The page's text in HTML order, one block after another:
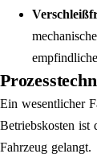
Ein wesentlicher
Betriebskosten ist
Fahrzeug gelangt.